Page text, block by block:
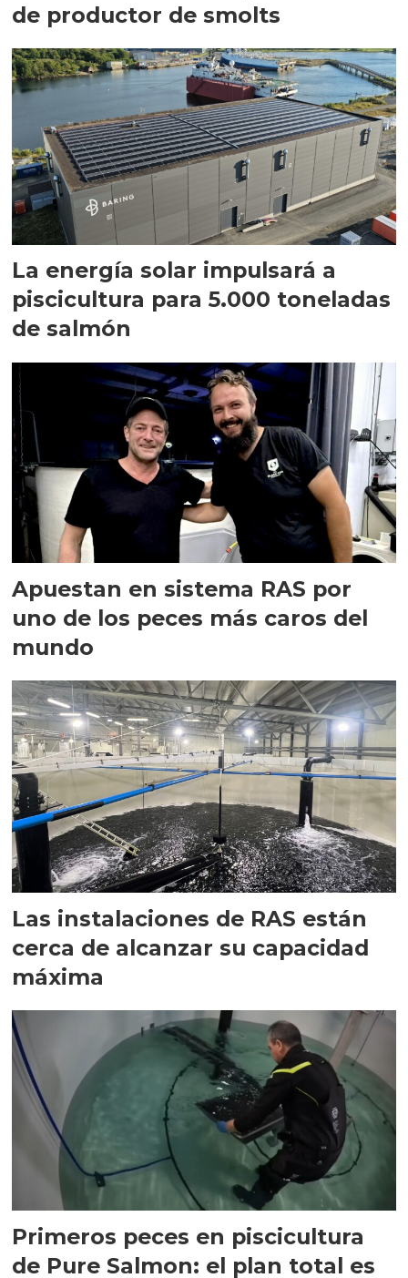
de productor de smolts
La energía solar impulsará a
piscicultura para 5.000 toneladas
de salmón
Apuestan en sistema RAS por
uno de los peces más caros del
mundo
Las instalaciones de RAS están
cerca de alcanzar su capacidad
máxima
Primeros peces en piscicultura
de Pure Salmon: el plan total es